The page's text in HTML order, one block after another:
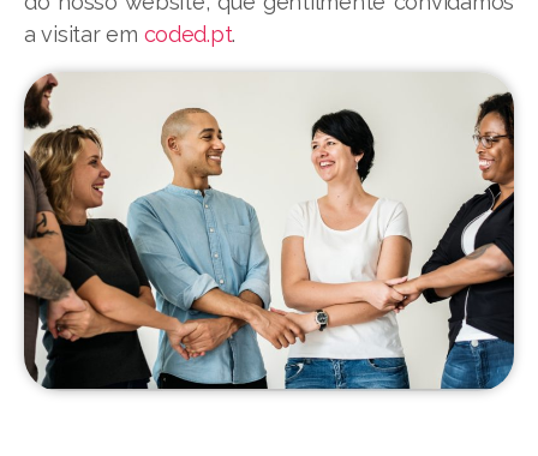
a visitar em coded.pt.